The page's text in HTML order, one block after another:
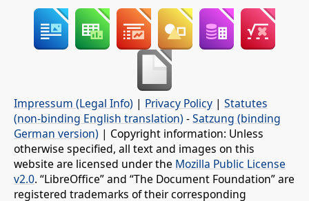
Impressum (Legal Info) | Privacy Policy | Statutes
(non-binding English translation) -Satzung (binding
German version) | Copyright information: Unless
otherwise specified, all text and images on this
website are licensed under the Mozilla Public License
v2.0. “LibreOffice” and “The Document Foundation” are
registered trademarks of their corresponding